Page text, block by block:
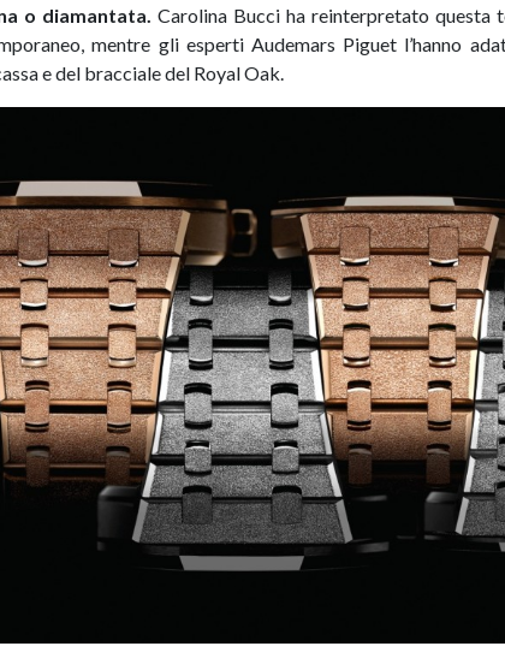
o diamantata. Carolina Bucci ha reinterpretato questa
mentre gli esperti Audemars Piguet l’hanno
e del bracciale del Royal Oak.